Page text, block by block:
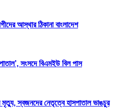
আস্থার ঠিকানা বাংলাদেশ
সংসদে বিএমইউ বিল পাস
মৃত্যু, স্বজনদের নেতৃত্বে হাসপাতাল ভাঙচুর